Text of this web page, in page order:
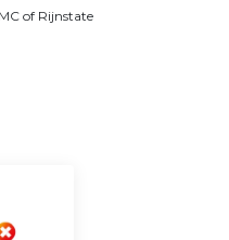
of Rijnstate